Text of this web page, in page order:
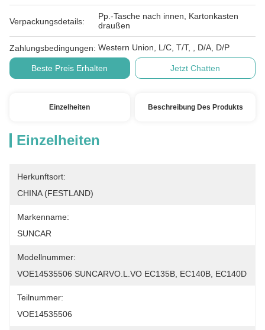
Verpackungsdetails:
Pp.-Tasche nach innen, Kartonkasten
draußen
Zahlungsbedingungen: Western Union, L/C, T/T, , D/A, D/P
Beste Preis Erhalten Jetzt Chatten
Einzelheiten Beschreibung Des Produkts
Einzelheiten
Herkunftsort:
CHINA (FESTLAND)
Markenname:
SUNCAR
Modellnummer:
VOE14535506 SUNCARVO.L.VO EC135B, EC140B, EC140D
Teilnummer:
VOE14535506